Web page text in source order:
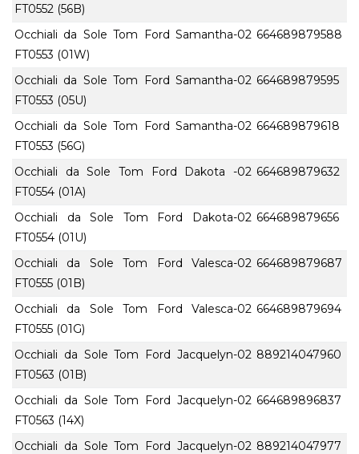
FT0552 (56B)
Occhiali da Sole Tom Ford Samantha-02
FT0553 (01W)
664689879588
Occhiali da Sole Tom Ford Samantha-02
FT0553 (05U)
664689879595
Occhiali da Sole Tom Ford Samantha-02
FT0553 (56G)
664689879618
Occhiali da Sole Tom Ford Dakota -02
FT0554 (01A)
664689879632
Occhiali da Sole Tom Ford Dakota-02
FT0554 (01U)
664689879656
Occhiali da Sole Tom Ford Valesca-02
FT0555 (01B)
664689879687
Occhiali da Sole Tom Ford Valesca-02
FT0555 (01G)
664689879694
Occhiali da Sole Tom Ford Jacquelyn-02
FT0563 (01B)
889214047960
Occhiali da Sole Tom Ford Jacquelyn-02
FT0563 (14X)
664689896837
Occhiali da Sole Tom Ford Jacquelyn-02 889214047977